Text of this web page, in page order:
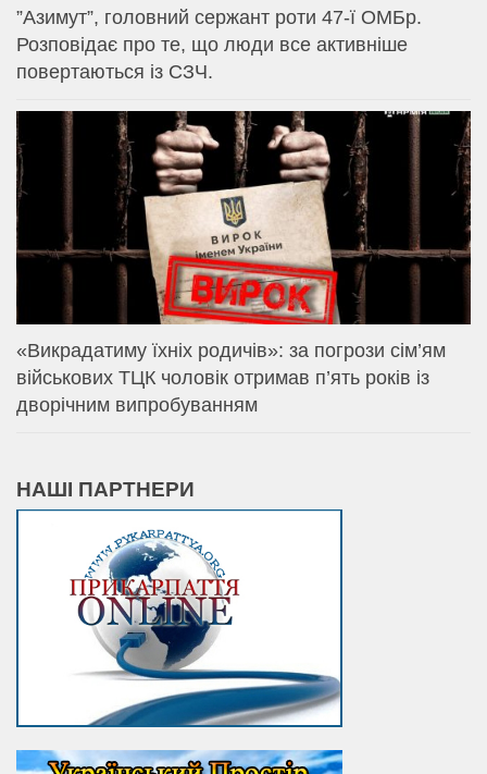
⁨”Азимут”, головний сержант роти 47-ї ОМБр.
Розповідає про те, що люди все активніше
повертаються із СЗЧ.
«Викрадатиму їхніх родичів»: за погрози сім’ям
військових ТЦК чоловік отримав п’ять років із
дворічним випробуванням
НАШІ ПАРТНЕРИ